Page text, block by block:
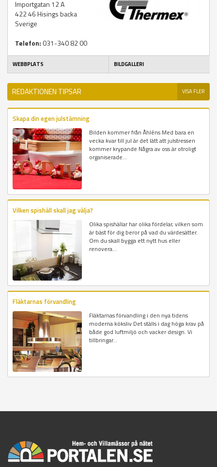
Importgatan 12 A
422 46Hisings backa
Sverige
Telefon: 031-340 82 00
WEBBPLATS BILDGALLERI
REDAKTIONEN TIPSAR VISA FLER
Skapa din egen julstämning
Bilden kommer från Åhléns Med bara en
vecka kvar till jul är det lätt att julstressen
kommer krypande Några av oss är otroligt
organiserade...
Vilken spishäll skall jag välja?
Olika spishällar har olika fördelar, vilken som
är bäst för dig beror på vad du värdesätter.
Om du skall bygga ett nytt hus eller
renovera...
Fläktarnas förvandling
Fläktarnas förvandling i den nya tidens
moderna köksliv Det ställs i dag höga krav på
både god luftmiljö och vacker design. Vi
tillbringar...